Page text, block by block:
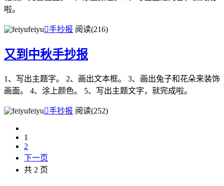
啦。
feiyu手抄报 阅读(216)
又到中秋手抄报
1、写出主题字。 2、画出文本框。 3、画出兔子和花朵来装饰
画面。 4、涂上颜色。 5、写出主题文字，就完成啦。
feiyu手抄报 阅读(252)
1
2
下一页
共 2 页